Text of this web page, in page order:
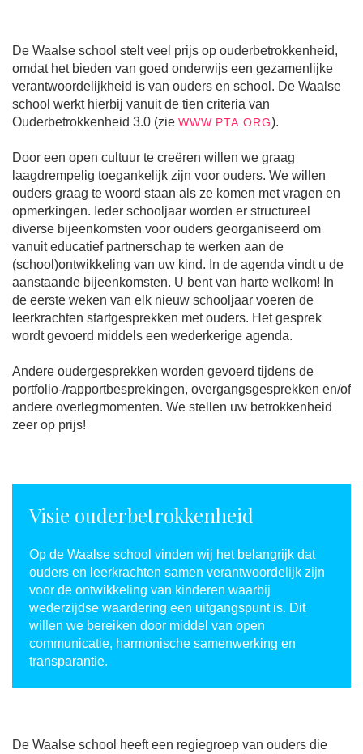
De Waalse school stelt veel prijs op ouderbetrokkenheid,
omdat het bieden van goed onderwijs een gezamenlijke
verantwoordelijkheid is van ouders en school. De Waalse
school werkt hierbij vanuit de tien criteria van
Ouderbetrokkenheid 3.0 (zie WWW.PTA.ORG).
Door een open cultuur te creëren willen we graag
laagdrempelig toegankelijk zijn voor ouders. We willen
ouders graag te woord staan als ze komen met vragen en
opmerkingen. Ieder schooljaar worden er structureel
diverse bijeenkomsten voor ouders georganiseerd om
vanuit educatief partnerschap te werken aan de
(school)ontwikkeling van uw kind. In de agenda vindt u de
aanstaande bijeenkomsten. U bent van harte welkom! In
de eerste weken van elk nieuw schooljaar voeren de
leerkrachten startgesprekken met ouders. Het gesprek
wordt gevoerd middels een wederkerige agenda.
Andere oudergesprekken worden gevoerd tijdens de
portfolio-/rapportbesprekingen, overgangsgesprekken en/of
andere overlegmomenten. We stellen uw betrokkenheid
zeer op prijs!
Visie ouderbetrokkenheid
Op de Waalse school vinden wij het belangrijk dat
ouders en leerkrachten samen verantwoordelijk zijn
voor de ontwikkeling van kinderen waarbij
wederzijdse waardering een uitgangspunt is. Dit
willen we bereiken door middel van open
communicatie, harmonische samenwerking en
transparantie.
De Waalse school heeft een regiegroep van ouders die